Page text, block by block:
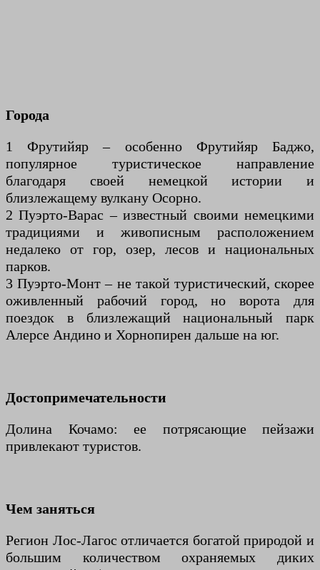
Города
1 Фрутийяр – особенно Фрутийяр Баджо,
популярное туристическое направление
благодаря своей немецкой истории и
близлежащему вулкану Осорно.
2 Пуэрто-Варас – известный своими немецкими
традициями и живописным расположением
недалеко от гор, озер, лесов и национальных
парков.
3 Пуэрто-Монт – не такой туристический, скорее
оживленный рабочий город, но ворота для
поездок в близлежащий национальный парк
Алерсе Андино и Хорнопирен дальше на юг.
Достопримечательности
Долина Кочамо: ее потрясающие пейзажи
привлекают туристов.
Чем заняться
Регион Лос-Лагос отличается богатой природой и
большим количеством охраняемых диких